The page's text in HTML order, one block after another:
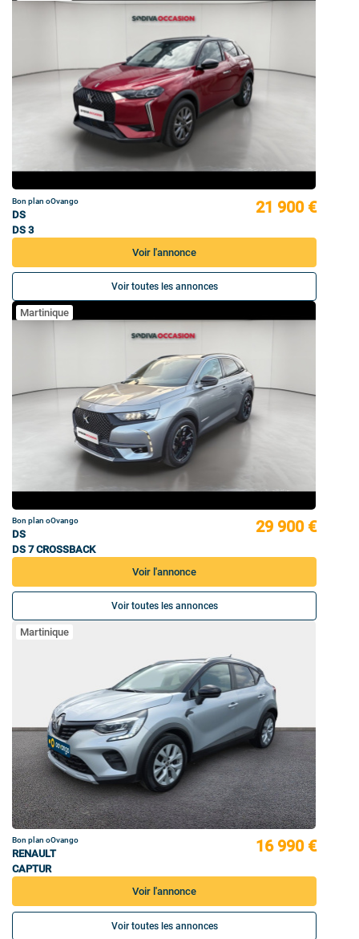
Bon plan oOvango
DS
DS 3
21 900 €
Voir l'annonce
Voir toutes les annonces
Martinique
Bon plan oOvango
DS
DS 7 CROSSBACK
29 900 €
Voir l'annonce
Voir toutes les annonces
Martinique
Bon plan oOvango
RENAULT
CAPTUR
16 990 €
Voir l'annonce
Voir toutes les annonces